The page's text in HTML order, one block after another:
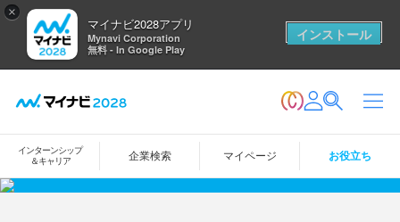
×
マイナビ2028アプリ
Mynavi Corporation
無料 - In Google Play
インストール
インターンシップ
＆キャリア
企業検索 マイページ お役立ち